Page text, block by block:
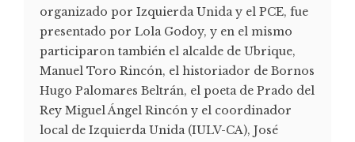
organizado por Izquierda Unida y el PCE, fue
presentado por Lola Godoy, y en el mismo
participaron también el alcalde de Ubrique,
Manuel Toro Rincón, el historiador de Bornos
Hugo Palomares Beltrán, el poeta de Prado del
Rey Miguel Ángel Rincón y el coordinador
local de Izquierda Unida (IULV-CA), José